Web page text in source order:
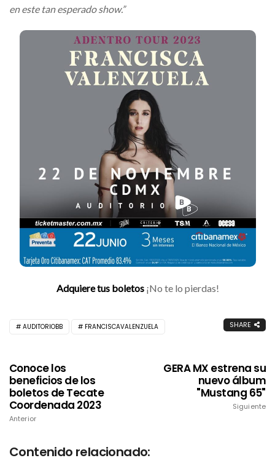
en este tan esperado show.”
Adquiere tus boletos ¡No te lo pierdas!
AUDITORIOBB FRANCISCAVALENZUELA SHARE
Conoce los
beneficios de los
boletos de Tecate
Coordenada 2023
Anterior
GERA MX estrena su
nuevo álbum
"Mustang 65"
Siguiente
Contenido relacionado: